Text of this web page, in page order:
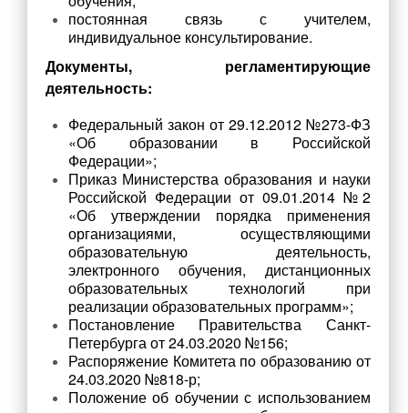
Школьный театр
Школьные новости
Медиацентр#217
Безопасность
Безопасность
Профилактика детского дорожно-транспортного травматизма
Противопожарная безопасность и действия в чрезвычайных
ситуациях
Безопасный интернет
Профилактика экстремизма и терроризма
Противодействие коррупции
Нормативные правовые и иные акты в сфере
противодействия коррупции
постоянная связь с учителем,
индивидуальное консультирование.
Документы, регламентирующие
деятельность:
Федеральный закон от 29.12.2012 №273-ФЗ
«Об образовании в Российской
Федерации»;
Приказ Министерства образования и науки
Российской Федерации от 09.01.2014 №2
«Об утверждении порядка применения
организациями, осуществляющими
образовательную деятельность,
электронного обучения, дистанционных
образовательных технологий при
реализации образовательных программ»;
Постановление Правительства Санкт-
Петербурга от 24.03.2020 №156;
Распоряжение Комитета по образованию от
24.03.2020 №818-р;
Положение об обучении с использованием